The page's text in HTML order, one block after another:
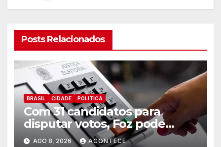
Posts Relacionados
BRASIL CIDADE POLITICA
Com 31 candidatos para
disputar votos, Foz pode
perder representatividade
AGO 8, 2026 ACONTECE